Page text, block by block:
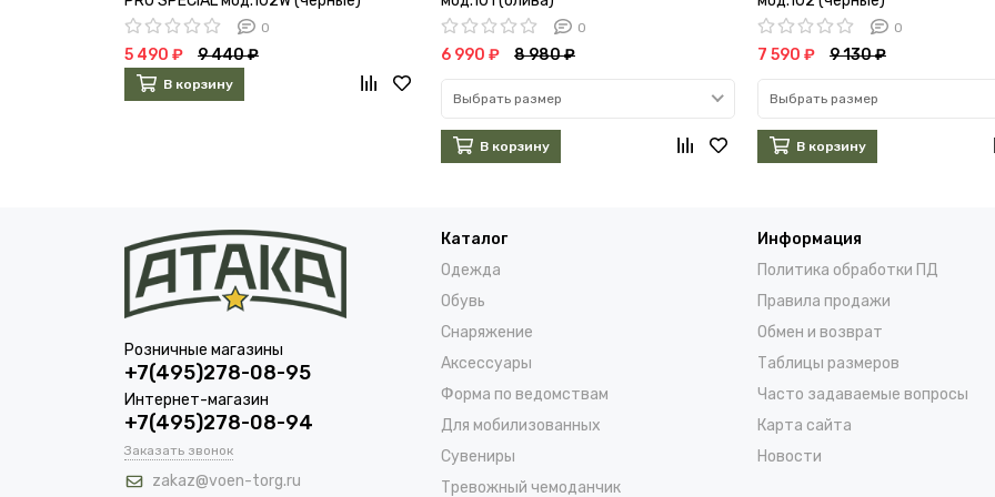
0
5 490 ₽ 9 440 ₽
В корзину
0
6 990 ₽ 8 980 ₽
Выбрать размер
В корзину
0
7 590 ₽ 9 130 ₽
Выбрать размер
В корзину
Розничные магазины
+7(495)278-08-95
Интернет-магазин
+7(495)278-08-94
Заказать звонок
zakaz@voen-torg.ru
Каталог
Одежда
Обувь
Снаряжение
Аксессуары
Форма по ведомствам
Для мобилизованных
Сувениры
Тревожный чемоданчик
Информация
Политика обработки ПД
Правила продажи
Обмен и возврат
Таблицы размеров
Часто задаваемые вопросы
Карта сайта
Новости